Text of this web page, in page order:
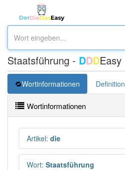
Staatsführung - DDDEasy
Wortinformationen Definition
Wortinformationen
Artikel: die
Wort: Staatsführung